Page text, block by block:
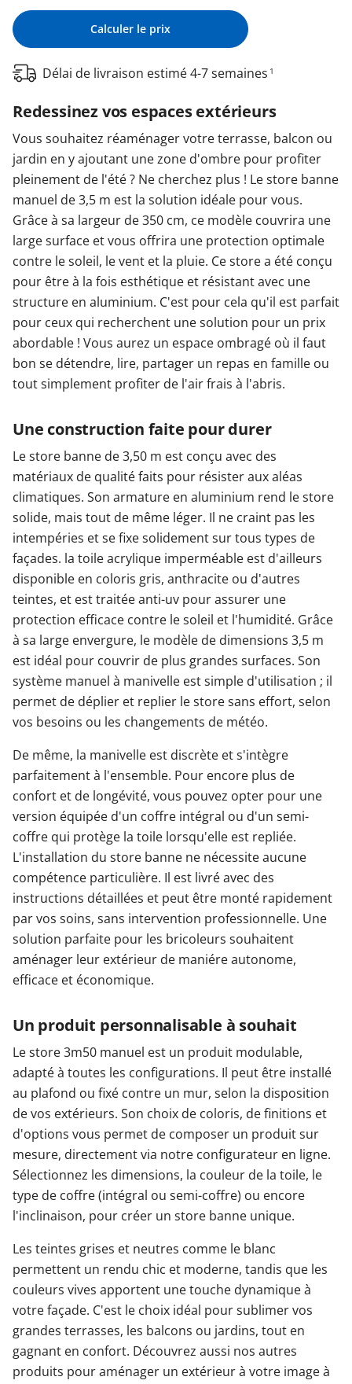
Calculer le prix
Délai de livraison estimé 4-7 semaines 1
Redessinez vos espaces extérieurs
Vous souhaitez réaménager votre terrasse, balcon ou
jardin en y ajoutant une zone d'ombre pour profiter
pleinement de l'été ? Ne cherchez plus ! Le store banne
manuel de 3,5 m est la solution idéale pour vous.
Grâce à sa largeur de 350 cm, ce modèle couvrira une
large surface et vous offrira une protection optimale
contre le soleil, le vent et la pluie. Ce store a été conçu
pour être à la fois esthétique et résistant avec une
structure en aluminium. C'est pour cela qu'il est parfait
pour ceux qui recherchent une solution pour un prix
abordable ! Vous aurez un espace ombragé où il faut
bon se détendre, lire, partager un repas en famille ou
tout simplement profiter de l'air frais à l'abris.
Une construction faite pour durer
Le store banne de 3,50 m est conçu avec des
matériaux de qualité faits pour résister aux aléas
climatiques. Son armature en aluminium rend le store
solide, mais tout de même léger. Il ne craint pas les
intempéries et se fixe solidement sur tous types de
façades. la toile acrylique imperméable est d'ailleurs
disponible en coloris gris, anthracite ou d'autres
teintes, et est traitée anti-uv pour assurer une
protection efficace contre le soleil et l'humidité. Grâce
à sa large envergure, le modèle de dimensions 3,5 m
est idéal pour couvrir de plus grandes surfaces. Son
système manuel à manivelle est simple d'utilisation ; il
permet de déplier et replier le store sans effort, selon
vos besoins ou les changements de météo.
De même, la manivelle est discrète et s'intègre
parfaitement à l'ensemble. Pour encore plus de
confort et de longévité, vous pouvez opter pour une
version équipée d'un coffre intégral ou d'un semi-
coffre qui protège la toile lorsqu'elle est repliée.
L'installation du store banne ne nécessite aucune
compétence particulière. Il est livré avec des
instructions détaillées et peut être monté rapidement
par vos soins, sans intervention professionnelle. Une
solution parfaite pour les bricoleurs souhaitent
aménager leur extérieur de maniére autonome,
efficace et économique.
Un produit personnalisable à souhait
Le store 3m50 manuel est un produit modulable,
adapté à toutes les configurations. Il peut être installé
au plafond ou fixé contre un mur, selon la disposition
de vos extérieurs. Son choix de coloris, de finitions et
d'options vous permet de composer un produit sur
mesure, directement via notre configurateur en ligne.
Sélectionnez les dimensions, la couleur de la toile, le
type de coffre (intégral ou semi-coffre) ou encore
l'inclinaison, pour créer un store banne unique.
Les teintes grises et neutres comme le blanc
permettent un rendu chic et moderne, tandis que les
couleurs vives apportent une touche dynamique à
votre façade. C'est le choix idéal pour sublimer vos
grandes terrasses, les balcons ou jardins, tout en
gagnant en confort. Découvrez aussi nos autres
produits pour aménager un extérieur à votre image à